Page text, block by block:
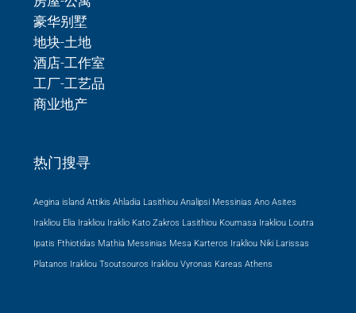
豪华别墅
地块-土地
酒店-工作室
工厂-工艺品
商业地产
热门搜寻
Aegina island Attikis Ahladia Lasithiou Analipsi Messinias Ano Asites
Irakliou Elia Irakliou Iraklio Kato Zakros Lasithiou Koumasa Irakliou Loutra
Ipatis Fthiotidas Mathia Messinias Mesa Karteros Irakliou Niki Larissas
Platanos Irakliou Tsoutsouros Irakliou Vyronas Kareas Athens